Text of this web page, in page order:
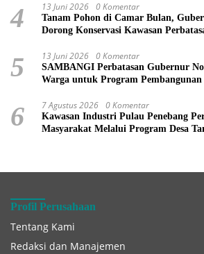
4 13 Juni 2026 0 Komentar
Tanam Pohon di Camar Bulan,
Dorong Konservasi Kawasan
5 13 Juni 2026 0 Komentar
SAMBANGI Perbatasan Gubernur
Warga untuk Program Pembangunan
6 7 Agustus 2026 0 Komentar
Kawasan Industri Pulau Penebang
Masyarakat Melalui Program Desa
Profil Perusahaan
Tentang Kami
Redaksi dan Manajemen